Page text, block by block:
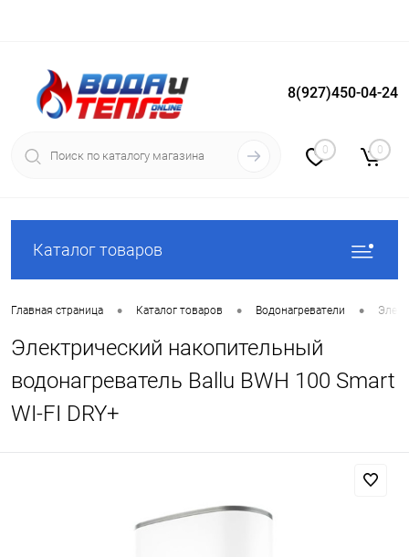
Вход Регистрация
8(927)450-04-24
0 0
Каталог товаров
Главная страница • Каталог товаров • Водонагреватели •
Электрический накопительный
водонагреватель Ballu BWH 100 Smart
WI-FI DRY+